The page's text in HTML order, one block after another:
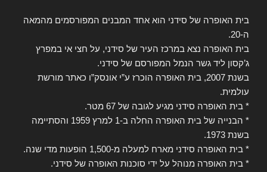
בית האופרה של סידני הוא אחד המבנים המפורסמים מהמאה
ה-20.
בית האופרה נצא במרכז העיר של סידני, על חצי אי במפרץ
ג’קסון ליד גשר הנמל המפורסם של סידני.
בשנת 2007, בית האופרה הוכרז ע”י אונסק”ו כאתר מורשת
עולמית.
* בית האופרה סידני מגיע לגובה של 67 מטר.
* הבנייה של בית האופרה החלה ב-1 למרץ 1959 והסתיימה
בשנת 1973.
* בית האופרה סידני מארח למעלה מ-1,500 הופעות מדי שנה.
* בית האופרה מנוהל על ידי סוכנות האופרה של סידני.